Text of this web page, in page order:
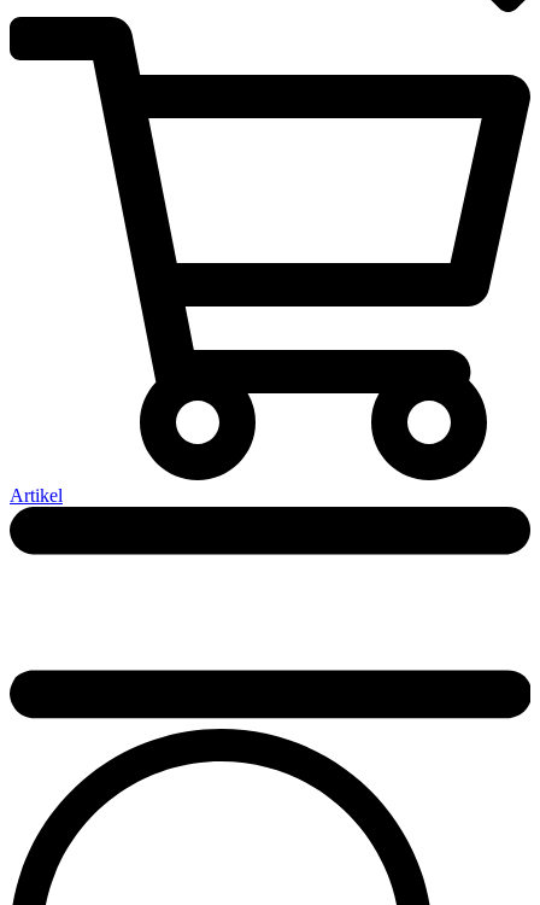
Artikel